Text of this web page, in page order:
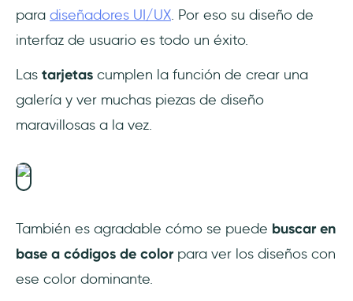
para diseñadores UI/UX. Por eso su diseño de
interfaz de usuario es todo un éxito.
Las tarjetas cumplen la función de crear una
galería y ver muchas piezas de diseño
maravillosas a la vez.
También es agradable cómo se puede buscar en
base a códigos de colorpara ver los diseños con
ese color dominante.